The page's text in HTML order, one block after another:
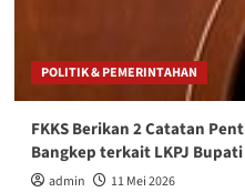
POLITIK & PEMERINTAHAN
FKKS Berikan 2 Catatan
Bangkep terkait LKPJ
admin 11 Mei 2026